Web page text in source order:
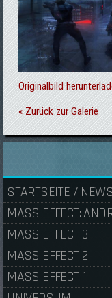
Originalbild
« Zurück zur Galerie
STARTSEITE /
MASS EFFECT:
MASS EFFECT 3
MASS EFFECT 2
MASS EFFECT 1